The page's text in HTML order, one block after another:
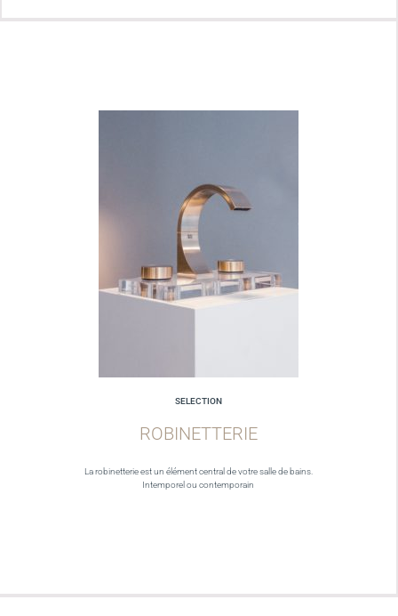
SELECTION
ROBINETTERIE
La robinetterie est un élément central de votre salle de bains.
Intemporel ou contemporain